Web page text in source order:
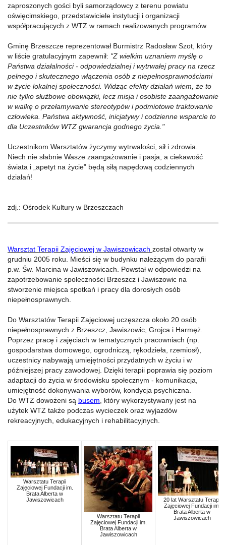
zaproszonych gości byli samorządowcy z terenu powiatu
oświęcimskiego, przedstawiciele instytucji i organizacji
współpracujących z WTZ w ramach realizowanych programów.
Gminę Brzeszcze reprezentował Burmistrz Radosław Szot, który
w liście gratulacyjnym zapewnił: "Z wielkim uznaniem myślę o
Państwa działalności - odpowiedzialnej i wytrwałej pracy na rzecz
pełnego i skutecznego włączenia osób z niepełnosprawnościami
w życie lokalnej społeczności. Widząc efekty działań wiem, że to
nie tylko służbowe obowiązki, lecz misja i osobiste zaangażowanie
w walkę o przełamywanie stereotypów i podmiotowe traktowanie
człowieka. Państwa aktywność, inicjatywy i codzienne wsparcie to
dla Uczestników WTZ gwarancja godnego życia."
Uczestnikom Warsztatów życzymy wytrwałości, sił i zdrowia.
Niech nie słabnie Wasze zaangażowanie i pasja, a ciekawość
świata i „apetyt na życie” będą siłą napędową codziennych
działań!
zdj.: Ośrodek Kultury w Brzeszczach
Warsztat Terapii Zajęciowej w Jawiszowicach został otwarty w
grudniu 2005 roku. Mieści się w budynku należącym do parafii
p.w. Św. Marcina w Jawiszowicach. Powstał w odpowiedzi na
zapotrzebowanie społeczności Brzeszcz i Jawiszowic na
stworzenie miejsca spotkań i pracy dla dorosłych osób
niepełnosprawnych.
Do Warsztatów Terapii Zajęciowej uczęszcza około 20 osób
niepełnosprawnych z Brzeszcz, Jawiszowic, Grojca i Harmęż.
Poprzez pracę i zajęciach w tematycznych pracowniach (np.
gospodarstwa domowego, ogrodniczą, rękodzieła, rzemiosł),
uczestnicy nabywają umiejętności przydatnych w życiu i w
późniejszej pracy zawodowej. Dzięki terapii poprawia się poziom
adaptacji do życia w środowisku społecznym - komunikacja,
umiejętność dokonywania wyborów, kondycja psychiczna.
Do WTZ dowożeni są busem , który wykorzystywany jest na
użytek WTZ także podczas wycieczek oraz wyjazdów
rekreacyjnych, edukacyjnych i rehabilitacyjnych.
Warsztatu Terapii
Zajęciowej Fundacji im.
Brata Alberta w
Jawiszowicach
Warsztatu Terapii
Zajęciowej Fundacji im.
Brata Alberta w
Jawiszowicach
20 lat Warsztatu Terapii
Zajęciowej Fundacji im.
Brata Alberta w
Jawiszowicach